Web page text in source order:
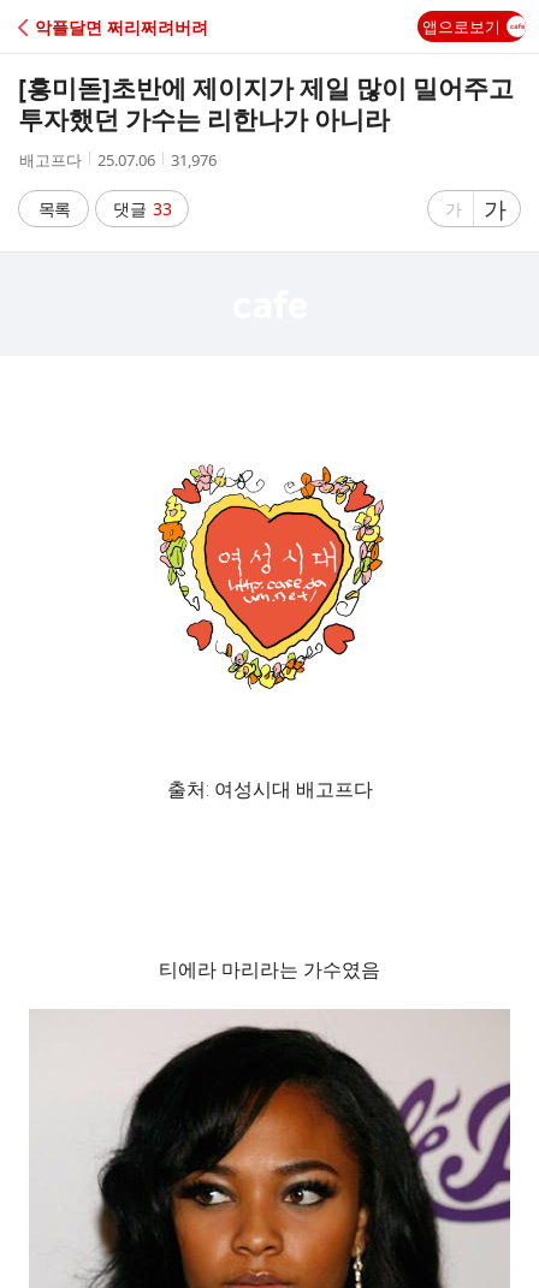
C
A
악플달면 쩌리쩌려버려 앱으로보기
[흥미돋]초반에 제이지가 제일 많이 밀어주고
투자했던 가수는 리한나가 아니라
작
자
배고프다
작
시
간
25.07.06
조
수
31,976
목록 댓글 33
글
가
글
자
가
출처: 여성시대 배고프다
티에라 마리라는 가수였음